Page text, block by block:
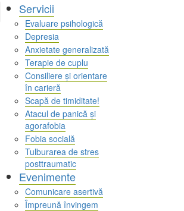
Servicii
Evaluare psihologică
Depresia
Anxietate generalizată
Terapie de cuplu
Consiliere și orientare
în carieră
Scapă de timiditate!
Atacul de panică și
agorafobia
Fobia socială
Tulburarea de stres
posttraumatic
Evenimente
Comunicare asertivă
Împreună învingem